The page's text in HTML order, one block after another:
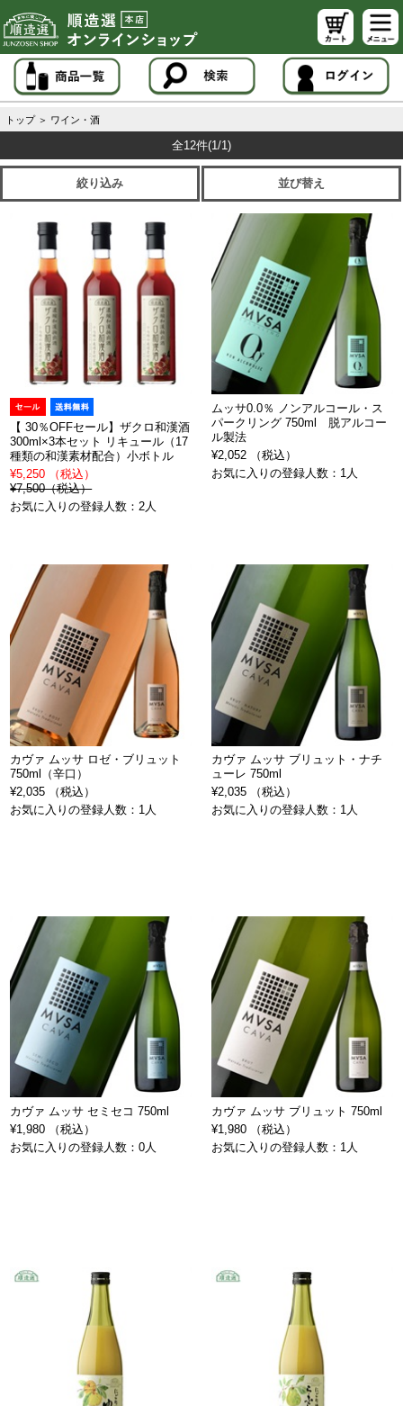
トップ ＞ ワイン・酒
全12件(1/1)
絞り込み 並び替え
【 30％OFFセール】ザクロ和漢酒
300ml×3本セット リキュール（17
種類の和漢素材配合）小ボトル
¥5,250 （税込）
¥7,500（税込）
お気に入りの登録人数：2人
ムッサ0.0％ ノンアルコール・ス
パークリング 750ml 脱アルコー
ル製法
¥2,052 （税込）
お気に入りの登録人数：1人
カヴァ ムッサ ロゼ・ブリュット
750ml（辛口）
¥2,035 （税込）
お気に入りの登録人数：1人
カヴァ ムッサ ブリュット・ナチ
ューレ 750ml
¥2,035 （税込）
お気に入りの登録人数：1人
カヴァ ムッサ セミセコ 750ml
¥1,980 （税込）
お気に入りの登録人数：0人
カヴァ ムッサ ブリュット 750ml
¥1,980 （税込）
お気に入りの登録人数：1人